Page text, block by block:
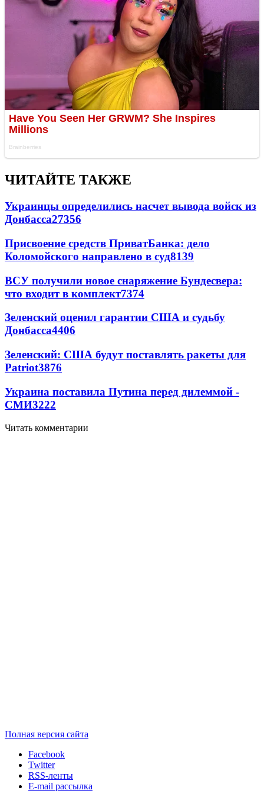
ЧИТАЙТЕ ТАКЖЕ
Украинцы определились насчет вывода войск из
Донбасса27356
Присвоение средств ПриватБанка: дело
Коломойского направлено в суд8139
ВСУ получили новое снаряжение Бундесвера:
что входит в комплект7374
Зеленский оценил гарантии США и судьбу
Донбасса4406
Зеленский: США будут поставлять ракеты для
Patriot3876
Украина поставила Путина перед дилеммой -
СМИ3222
Читать комментарии
Полная версия сайта
Facebook
Twitter
RSS-ленты
E-mail рассылка